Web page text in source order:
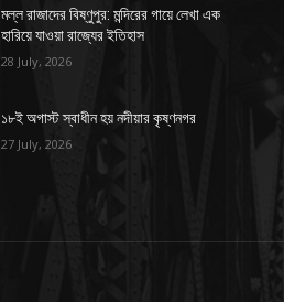
মল্ল রাজাদের বিষ্ণুপুর: মন্দিরের গায়ে লেখা এক
হারিয়ে যাওয়া রাজ্যের ইতিহাস
28 July, 2026
১৮ই অগাস্ট স্বাধীন হয় নদীয়ার কৃষ্ণনগর
27 July, 2026